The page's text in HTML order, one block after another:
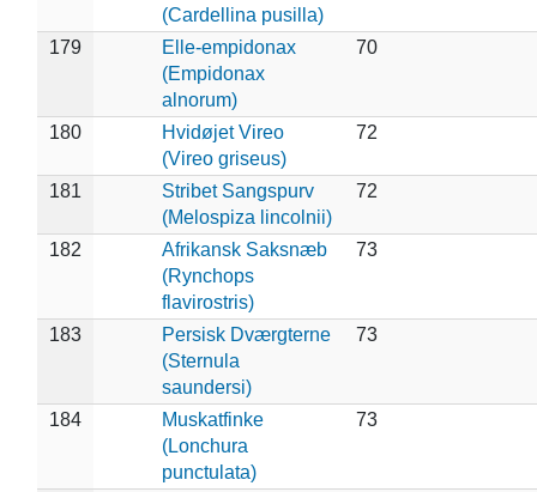
(Cardellina pusilla)
179
Elle-empidonax
(Empidonax
alnorum)
70
180
Hvidøjet Vireo
(Vireo griseus)
72
181
Stribet Sangspurv
(Melospiza lincolnii)
72
182
Afrikansk Saksnæb
(Rynchops
flavirostris)
73
183
Persisk Dværgterne
(Sternula
saundersi)
73
184
Muskatfinke
(Lonchura
punctulata)
73